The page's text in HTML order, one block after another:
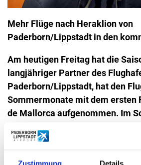
Mehr Flüge nach Heraklion von
Paderborn/Lippstadt in den
Am heutigen Freitag hat die
langjähriger Partner des
Paderborn/Lippstadt, hat den
Sommermonate mit dem ersten
de Mallorca aufgenommen. Im
Airport aus anfliegen, im
gibt es mehr Flüge nach